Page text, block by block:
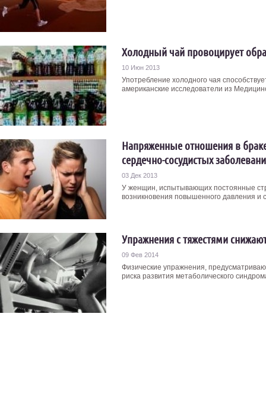
Холодный чай провоцирует
10 Июн 2013
Употребление холодного чая
американские исследователи из
Напряженные отношения в
сердечно-сосудистых
03 Дек 2013
У женщин, испытывающих постоянные
возникновения повышенного давления и
Упражнения с тяжестями
09 Фев 2014
Физические упражнения,
риска развития метаболического